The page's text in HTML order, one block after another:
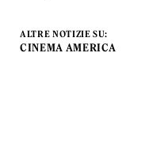
ALTRE NOTIZIE SU:
CINEMA AMERICA